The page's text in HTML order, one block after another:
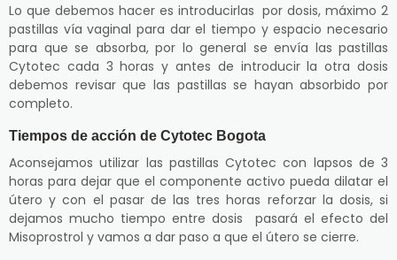
Lo que debemos hacer es introducirlas por dosis, máximo 2
pastillas vía vaginal para dar el tiempo y espacio necesario
para que se absorba, por lo general se envía las pastillas
Cytotec cada 3 horas y antes de introducir la otra dosis
debemos revisar que las pastillas se hayan absorbido por
completo.
Tiempos de acción de Cytotec Bogota
Aconsejamos utilizar las pastillas Cytotec con lapsos de 3
horas para dejar que el componente activo pueda dilatar el
útero y con el pasar de las tres horas reforzar la dosis, si
dejamos mucho tiempo entre dosis pasará el efecto del
Misoprostrol y vamos a dar paso a que el útero se cierre.